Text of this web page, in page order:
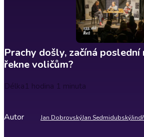
Prachy došly, začíná poslední
řekne voličům?
Délka1 hodina 1 minuta
Autor Jan DobrovskýJan Sedmidubský